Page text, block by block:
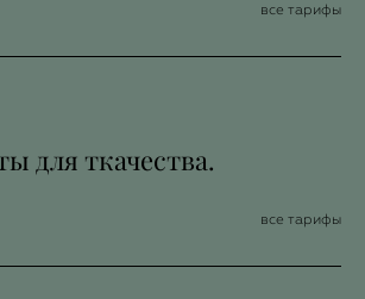
все тарифы
для ткачества.
все тарифы